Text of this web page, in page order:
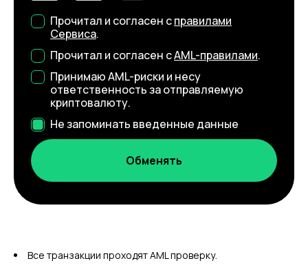
Прочитал и согласен справилами
Сервиса.
Прочитал и согласен сAML-правилами.
Принимаю AML-риски и несу
ответственность за отправляемую
криптовалюту.
Не запоминать введенные данные
Все транзакции проходят AML проверку.